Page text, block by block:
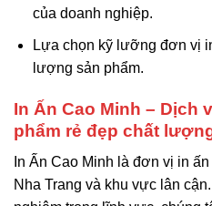
của doanh nghiệp.
Lựa chọn kỹ lưỡng đơn vị
lượng sản phẩm.
In Ấn Cao Minh – Dịch
phẩm rẻ đẹp chất
In Ấn Cao Minh là đơn vị in
Nha Trang và khu vực lân